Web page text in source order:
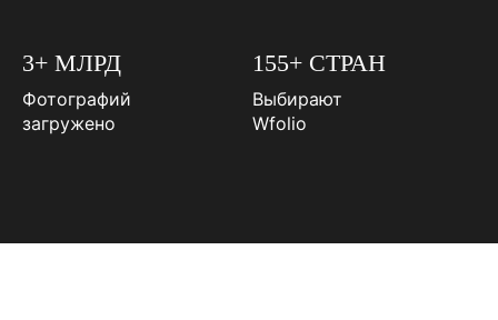
3+ МЛРД
Фотографий
загружено
155+ СТРАН
Выбирают
Wfolio